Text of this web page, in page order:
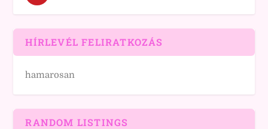
HÍRLEVÉL FELIRATKOZÁS
hamarosan
RANDOM LISTINGS